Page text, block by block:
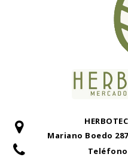
Mariano Boedo